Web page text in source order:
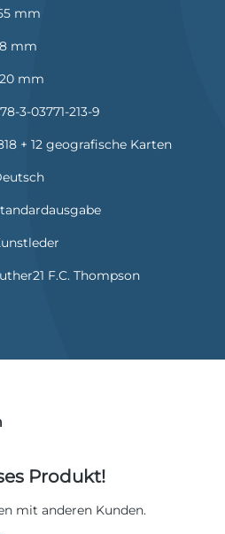
mm
mm
mm
3-03771-213-9
+ 12 geografische Karten
F.C. Thompson
von 0 von 5 Sternen
Produkt!
mit anderen Kunden.